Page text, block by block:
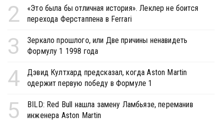
2
«Это была бы отличная история». Леклер не боится
перехода Ферстаппена в Ferrari
3
Зеркало прошлого, или Две причины ненавидеть
Формулу 1 1998 года
4
Дэвид Култхард предсказал, когда Aston Martin
одержит первую победу в Формуле 1
5
BILD: Red Bull нашла замену Ламбьязе, переманив
инженера Aston Martin